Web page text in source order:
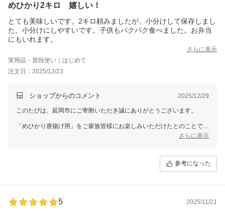
めひかり2キロ 嬉しい！
とても美味しいです。2キロ頼みましたが、小分けして保存しまし
た。小分けにしやすいです。子供もパクパク食べました。お弁当
にもいれます。
さらに表示
実用品・普段使い｜はじめて
注文日：2025/12/23
ショップからのコメント 2025/12/29
このたびは、延岡市にご寄附いただき誠にありがとうございます。
「めひかり唐揚げ用」をご家族皆様にお楽しみいただけたとのことで、
小分けしやすい点やお弁当にご活用いただけたこともお伝えいただきあ
引き続き延岡市をどうぞよろしくお願いいたします。
さらに表示
参考になった
5
2025/11/21